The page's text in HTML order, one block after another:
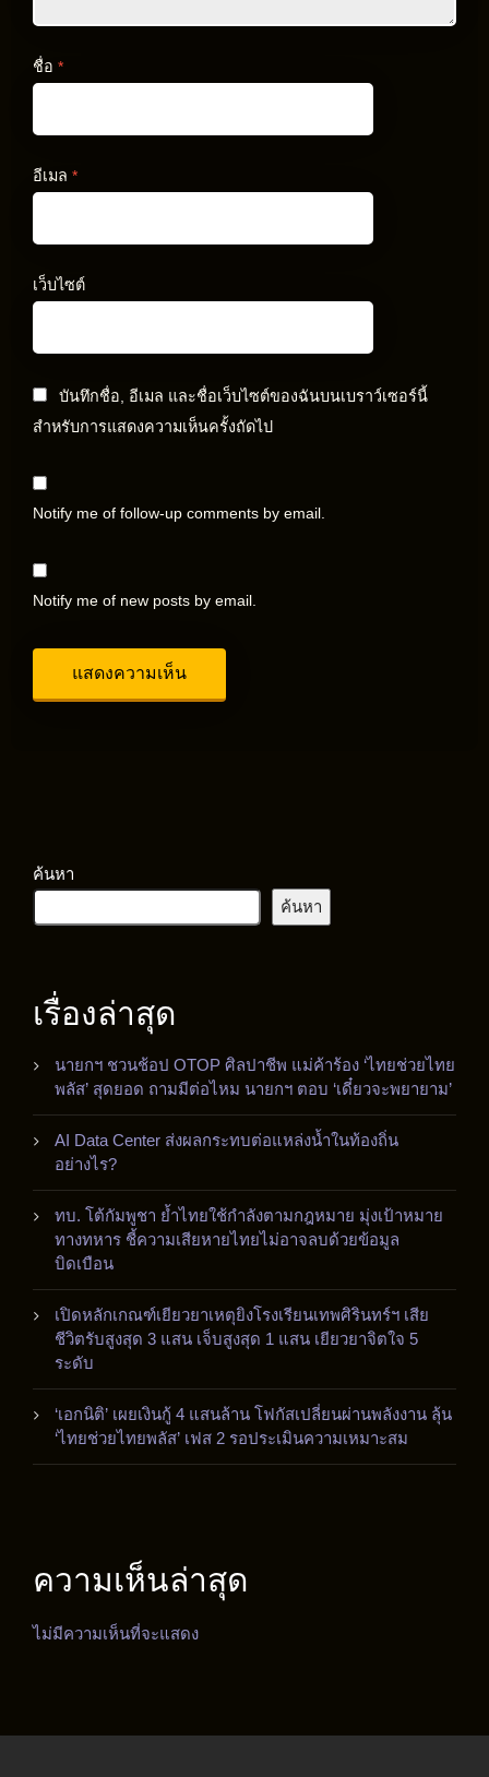
ชื่อ *
อีเมล *
เว็บไซต์
บันทึกชื่อ, อีเมล และชื่อเว็บไซต์ของฉันบนเบราว์เซอร์นี้
สำหรับการแสดงความเห็นครั้งถัดไป
Notify me of follow-up comments by email.
Notify me of new posts by email.
ค้นหา
ค้นหา
เรื่องล่าสุด
นายกฯ ชวนช้อป OTOP ศิลปาชีพ แม่ค้าร้อง ‘ไทยช่วยไทย
พลัส’ สุดยอด ถามมีต่อไหม นายกฯ ตอบ ‘เดี๋ยวจะพยายาม’
AI Data Center ส่งผลกระทบต่อแหล่งน้ำในท้องถิ่น
อย่างไร?
ทบ. โต้กัมพูชา ย้ำไทยใช้กำลังตามกฎหมาย มุ่งเป้าหมาย
ทางทหาร ชี้ความเสียหายไทยไม่อาจลบด้วยข้อมูล
บิดเบือน
เปิดหลักเกณฑ์เยียวยาเหตุยิงโรงเรียนเทพศิรินทร์ฯ เสีย
ชีวิตรับสูงสุด 3 แสน เจ็บสูงสุด 1 แสน เยียวยาจิตใจ 5
ระดับ
‘เอกนิติ’ เผยเงินกู้ 4 แสนล้าน โฟกัสเปลี่ยนผ่านพลังงาน ลุ้น
‘ไทยช่วยไทยพลัส’ เฟส 2 รอประเมินความเหมาะสม
ความเห็นล่าสุด
ไม่มีความเห็นที่จะแสดง